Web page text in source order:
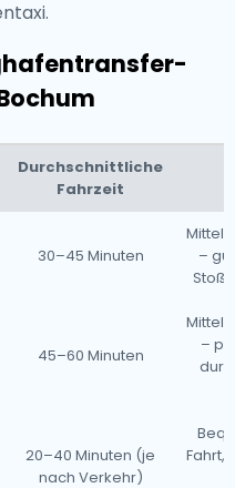
Durchschnittliche
Fahrzeit
30–45 Minuten
–
45–60 Minuten
–
20–40 Minuten (je
nach Verkehr)
Fahrt,